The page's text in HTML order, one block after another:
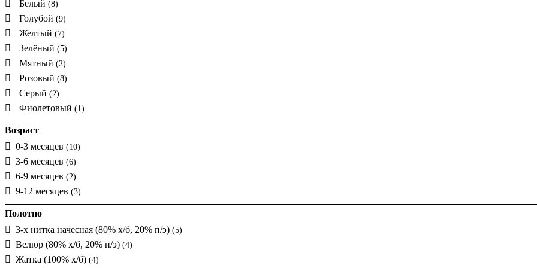
Белый (8)
Голубой (9)
Желтый (7)
Зелёный (5)
Мятный (2)
Розовый (8)
Серый (2)
Фиолетовый (1)
Возраст
0-3 месяцев (10)
3-6 месяцев (6)
6-9 месяцев (2)
9-12 месяцев (3)
Полотно
3-х нитка начесная (80% х/б, 20% п/э) (5)
Велюр (80% х/б, 20% п/э) (4)
Жатка (100% х/б) (4)